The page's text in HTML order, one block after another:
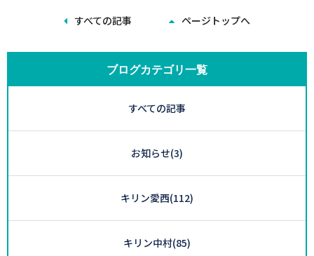
すべての記事 ページトップへ
ブログカテゴリ一覧
すべての記事
お知らせ(3)
キリン愛西(112)
キリン中村(85)